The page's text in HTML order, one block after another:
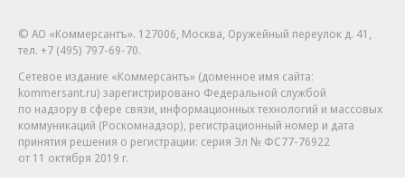
© АО «Коммерсантъ». 127006, Москва, Оружейный переулок д. 41,
тел. +7 (495) 797-69-70.
Сетевое издание «Коммерсантъ» (доменное имя сайта:
kommersant.ru) зарегистрировано Федеральной службой
по надзору в сфере связи, информационных технологий и массовых
коммуникаций (Роскомнадзор), регистрационный номер и дата
принятия решения о регистрации: серия Эл № ФС77-76922
от 11 октября 2019 г.